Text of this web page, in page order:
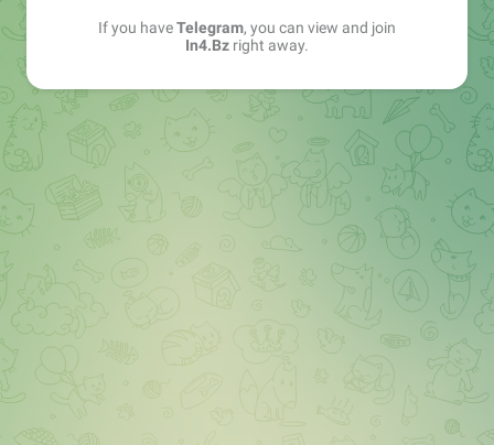
➖ twitter.com/bz_in4
➖ https://t.me/in4news
If you haveTelegram, you can view and join
In4.Bz right away.